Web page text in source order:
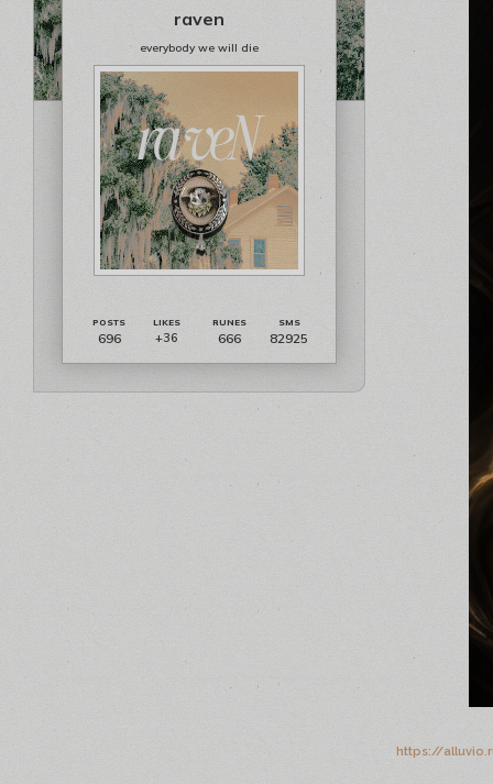
raven
everybody we will die
696 +36 666 82925
https://